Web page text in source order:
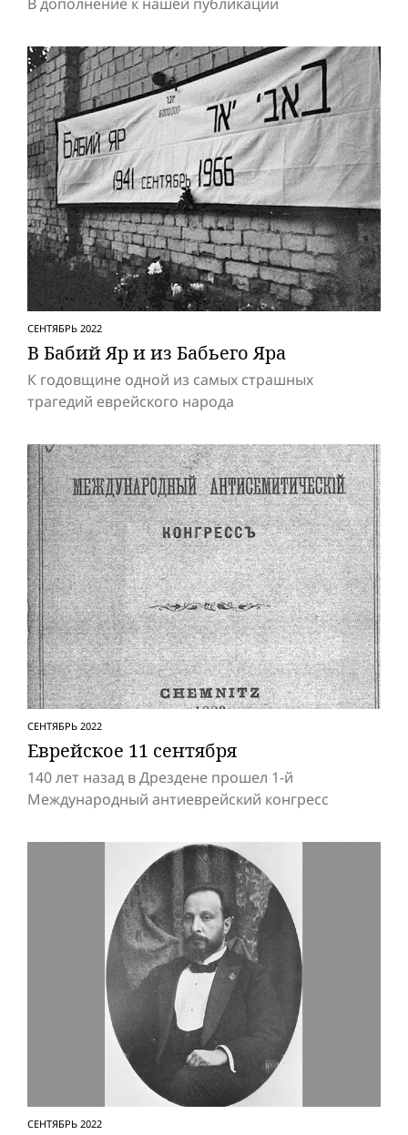
СЕНТЯБРЬ 2022
В Бабий Яр и из Бабьего Яра
К годовщине одной из самых страшных
трагедий еврейского народа
СЕНТЯБРЬ 2022
Еврейское 11 сентября
140 лет назад в Дрездене прошел 1-й
Международный антиеврейский конгресс
СЕНТЯБРЬ 2022